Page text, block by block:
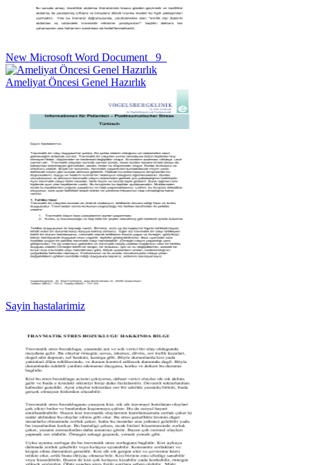
New Microsoft Word Document _9_
Ameliyat Öncesi Genel Hazırlık
Sayin hastalarimiz